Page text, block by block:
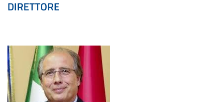
DIRETTORE